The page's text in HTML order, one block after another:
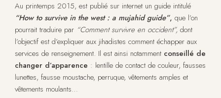
Au printemps 2015, est publié sur internet un guide intitulé
“How to survive in the west : a mujahid guide”, que l’on
pourrait traduire par “Comment survivre en occident”, dont
l’objectif est d’expliquer aux jihadistes comment échapper aux
services de renseignement. Il est ainsi notamment conseillé de
changer d’apparence : lentille de contact de couleur, fausses
lunettes, fausse moustache, perruque, vêtements amples et
vêtements moulants…